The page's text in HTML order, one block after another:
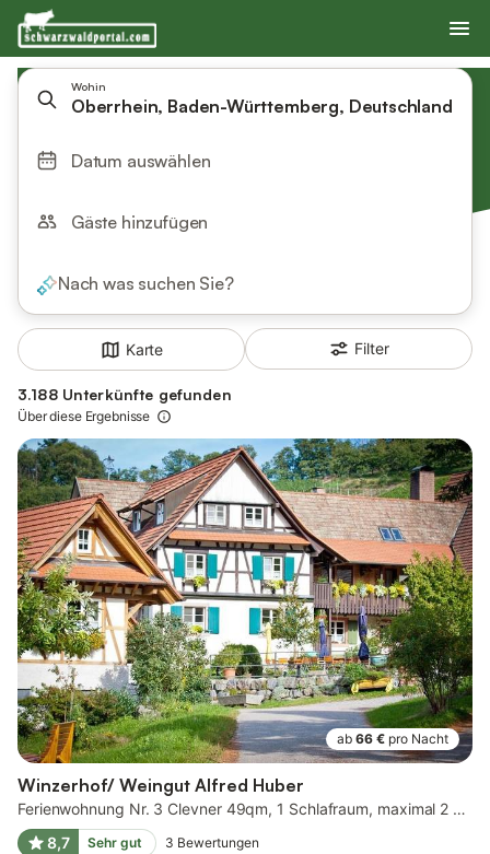
Wohin
Oberrhein, Baden-Württemberg, Deutschland
Datum auswählen
Gäste hinzufügen
Nach was suchen Sie?
Karte Filter
3.188 Unterkünfte gefunden
Über diese Ergebnisse
ab 66 € pro Nacht
Winzerhof/ Weingut Alfred Huber
Ferienwohnung Nr. 3 Clevner 49qm, 1 Schlafraum, maximal 2 Personen
8,7
Sehr gut 3 Bewertungen